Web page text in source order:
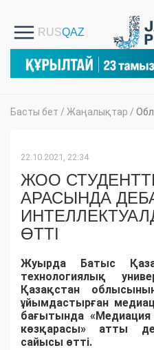
Басты бет / Жаңалықтар /
22.10.2021, 22:34
ЖОО
АРАСЫНДА
ӨТТІ
Жуырда Батыс
технологиялық
Қазақстан
ұйымдастырған
бағытында
көзқарасы» атты
сайысы өтті.